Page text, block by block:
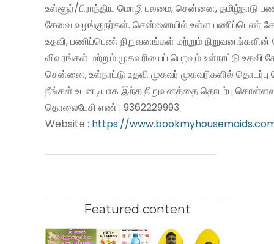
உள்ளூர்/பிராந்திய மொழி புலமை, சென்னை, தமிழ்நாடு
சேவை வழங்குநர்கள். சென்னையில் உள்ள பணிப்பெண்
உதவி, பணிப்பெண் நிறுவனங்கள் மற்றும் நிறுவனங்களின்
விவரங்கள் மற்றும் முகவரியைப் பெறவும் உள்நாட்டு உதவி
சென்னை, உள்நாட்டு உதவி முகவர் முகவரிகளில்
நீங்கள் உடனடியாக இந்த நிறுவனத்தை தொடர்பு
தொலைபேசி எண் : 9362229993
Website : https://
Featured content